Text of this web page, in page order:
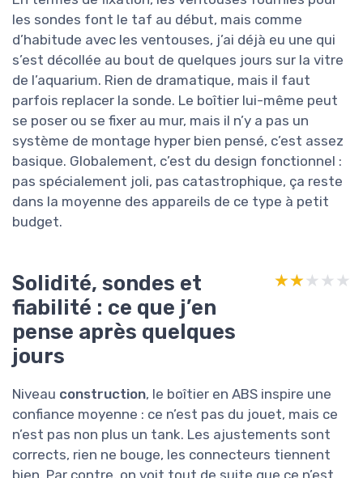
les sondes font le taf au début, mais comme
d’habitude avec les ventouses, j’ai déjà eu une qui
s’est décollée au bout de quelques jours sur la vitre
de l’aquarium. Rien de dramatique, mais il faut
parfois replacer la sonde. Le boîtier lui-même peut
se poser ou se fixer au mur, mais il n’y a pas un
système de montage hyper bien pensé, c’est assez
basique. Globalement, c’est du design fonctionnel :
pas spécialement joli, pas catastrophique, ça reste
dans la moyenne des appareils de ce type à petit
budget.
Solidité, sondes et
fiabilité : ce que j’en
pense après quelques
jours
★★★★★
★★★★★
Niveau construction, le boîtier en ABS inspire une
confiance moyenne : ce n’est pas du jouet, mais ce
n’est pas non plus un tank. Les ajustements sont
corrects, rien ne bouge, les connecteurs tiennent
bien. Par contre, on voit tout de suite que ce n’est